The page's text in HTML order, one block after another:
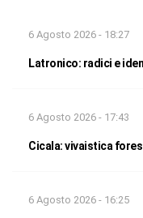
6 Agosto 2026 - 18:27
Latronico: radici e
6 Agosto 2026 - 17:43
Cicala: vivaistica
6 Agosto 2026 - 16:25